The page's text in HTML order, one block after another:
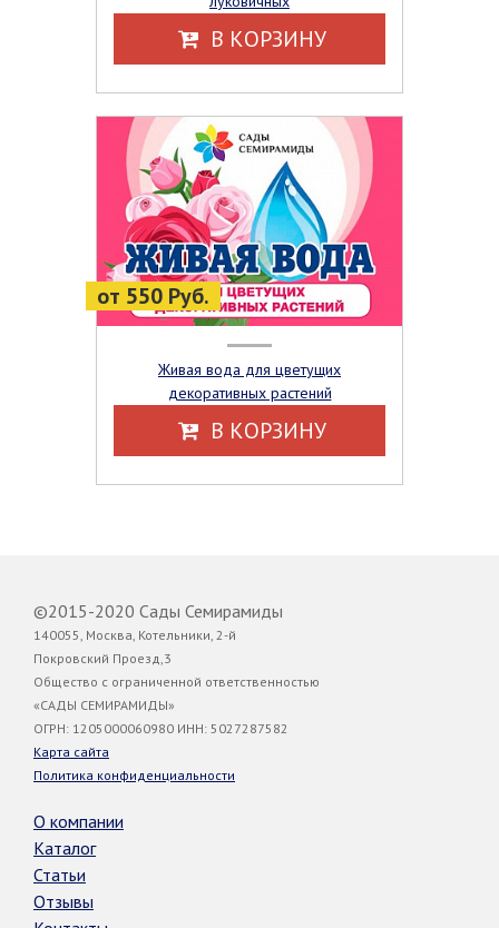
В КОРЗИНУ
от 550 Руб.
Живая вода для цветущих
декоративных растений
В КОРЗИНУ
©2015-2020 Сады Семирамиды
140055, Москва, Котельники, 2-й
Покровский Проезд,3
Общество с ограниченной ответственностью
«САДЫ СЕМИРАМИДЫ»
ОГРН: 1205000060980 ИНН: 5027287582
Карта сайта
Политика конфиденциальности
О компании
Каталог
Статьи
Отзывы